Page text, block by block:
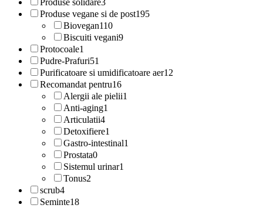
Produse solidare3
Produse vegane si de post195
Biovegan110
Biscuiti vegani9
Protocoale1
Pudre-Prafuri51
Purificatoare si umidificatoare aer12
Recomandat pentru16
Alergii ale pielii1
Anti-aging1
Articulatii4
Detoxifiere1
Gastro-intestinal1
Prostata0
Sistemul urinar1
Tonus2
scrub4
Seminte18